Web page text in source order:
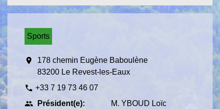
Sports
location_on
178 chemin Eugène Baboulène
83200 Le Revest-les-Eaux
phone +33 7 19 73 46 07
people
Président(e):
M. YBOUD Loïc